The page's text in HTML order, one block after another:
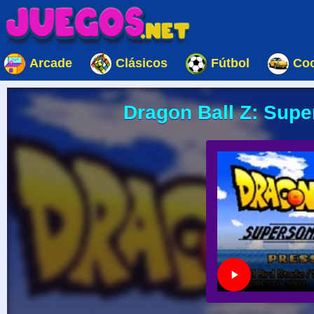
Arcade Clásicos Fútbol
Dragon Ball Z: